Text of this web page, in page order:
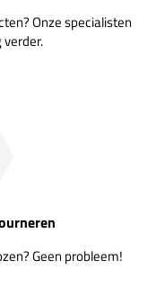
Onze specialisten
verder.
Geen probleem!